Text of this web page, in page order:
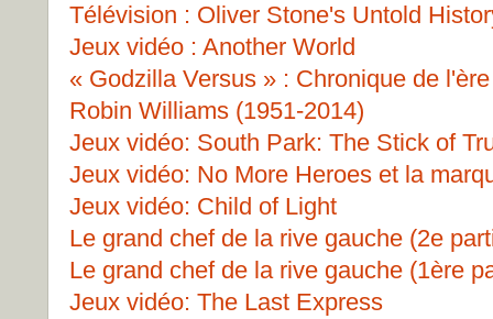
Télévision : Oliver Stone's Untold
Jeux vidéo : Another World
« Godzilla Versus » : Chronique de
Robin Williams (1951-2014)
Jeux vidéo: South Park: The Stick of
Jeux vidéo: No More Heroes et la
Jeux vidéo: Child of Light
Le grand chef de la rive gauche (2e
Le grand chef de la rive gauche (1ère
Jeux vidéo: The Last Express